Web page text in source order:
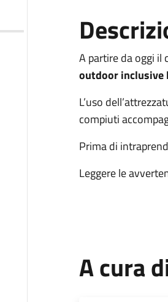
A partire da oggi il
outdoor inclusive
L’uso
compiuti
Prima di
Leggere le
A cura